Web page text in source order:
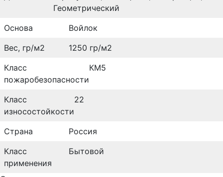
Геометрический
Основа
Войлок
Вес, гр/м2
1250 гр/м2
Класс
пожаробезопасности
КМ5
Класс
износостойкости
22
Страна
Россия
Класс
применения
Бытовой